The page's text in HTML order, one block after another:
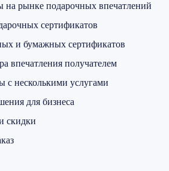
на рынке подарочных впечатлений
сертификатов
и бумажных сертификатов
впечатления получателем
с несколькими услугами
для бизнеса
скидки